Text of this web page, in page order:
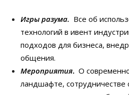
Игры разума. Все об
технологий в ивент
подходов для бизнеса,
общения.
Мероприятия. О
ландшафте, сотрудничестве